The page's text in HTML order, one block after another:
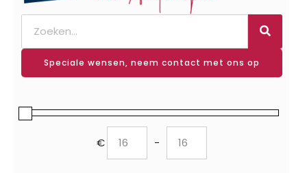
Speciale wensen, neem contact met ons op
€ Minimum Price
-Maximum Price